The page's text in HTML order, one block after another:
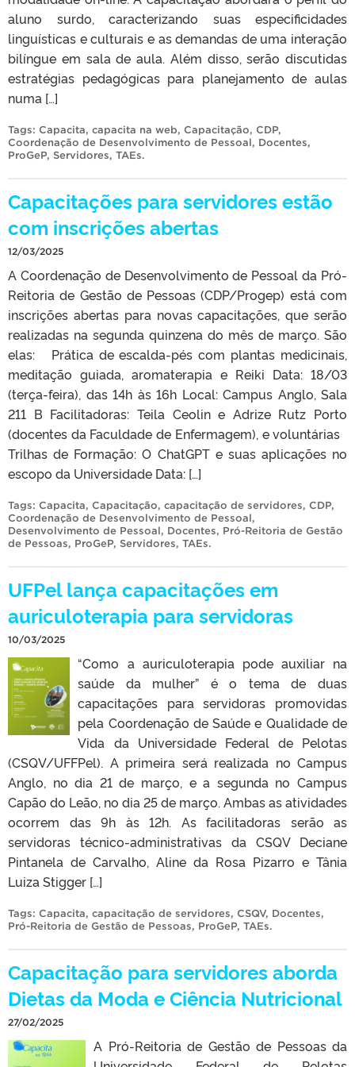
aluno surdo, caracterizando suas especificidades
linguísticas e culturais e as demandas de uma interação
bilíngue em sala de aula. Além disso, serão discutidas
estratégias pedagógicas para planejamento de aulas
numa […]
Tags: Capacita, capacita na web, Capacitação, CDP,
Coordenação de Desenvolvimento de Pessoal, Docentes,
ProGeP, Servidores, TAEs.
Capacitações para servidores estão
com inscrições abertas
12/03/2025
A Coordenação de Desenvolvimento de Pessoal da Pró-
Reitoria de Gestão de Pessoas (CDP/Progep) está com
inscrições abertas para novas capacitações, que serão
realizadas na segunda quinzena do mês de março. São
elas: Prática de escalda-pés com plantas medicinais,
meditação guiada, aromaterapia e Reiki Data: 18/03
(terça-feira), das 14h às 16h Local: Campus Anglo, Sala
211 B Facilitadoras: Teila Ceolin e Adrize Rutz Porto
(docentes da Faculdade de Enfermagem), e voluntárias
Trilhas de Formação: O ChatGPT e suas aplicações no
escopo da Universidade Data: […]
Tags: Capacita, Capacitação, capacitação de servidores, CDP,
Coordenação de Desenvolvimento de Pessoal,
Desenvolvimento de Pessoal, Docentes, Pró-Reitoria de Gestão
de Pessoas, ProGeP, Servidores, TAEs.
UFPel lança capacitações em
auriculoterapia para servidoras
10/03/2025
“Como a auriculoterapia pode auxiliar na
saúde da mulher” é o tema de duas
capacitações para servidoras promovidas
pela Coordenação de Saúde e Qualidade de
Vida da Universidade Federal de Pelotas
(CSQV/UFFPel). A primeira será realizada no Campus
Anglo, no dia 21 de março, e a segunda no Campus
Capão do Leão, no dia 25 de março. Ambas as atividades
ocorrem das 9h às 12h. As facilitadoras serão as
servidoras técnico-administrativas da CSQV Deciane
Pintanela de Carvalho, Aline da Rosa Pizarro e Tânia
Luiza Stigger […]
Tags: Capacita, capacitação de servidores, CSQV, Docentes,
Pró-Reitoria de Gestão de Pessoas, ProGeP, TAEs.
Capacitação para servidores aborda
Dietas da Moda e Ciência Nutricional
27/02/2025
A Pró-Reitoria de Gestão de Pessoas da